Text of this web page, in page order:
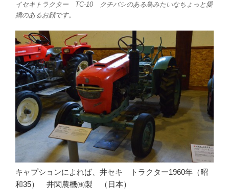
イセキトラクター TC-10 クチバシのある鳥みたいなちょっと愛
嬌のあるお顔です。
キャプションによれば、井セキ トラクター1960年（昭
和35） 井関農機㈱製 （日本）